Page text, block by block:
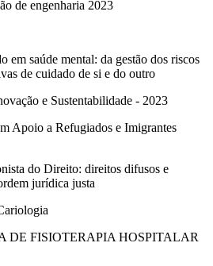
de engenharia 2023
em saúde mental: da gestão dos riscos
de cuidado de si e do outro
e Sustentabilidade - 2023
Apoio a Refugiados e Imigrantes
do Direito: direitos difusos e
jurídica justa
DE FISIOTERAPIA HOSPITALAR